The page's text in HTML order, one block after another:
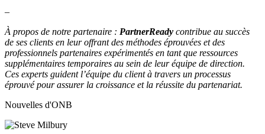
–
À propos de notre partenaire : PartnerReady contribue au succès
de ses clients en leur offrant des méthodes éprouvées et des
professionnels partenaires expérimentés en tant que ressources
supplémentaires temporaires au sein de leur équipe de direction.
Ces experts guident l’équipe du client à travers un processus
éprouvé pour assurer la croissance et la réussite du partenariat.
Nouvelles d'ONB